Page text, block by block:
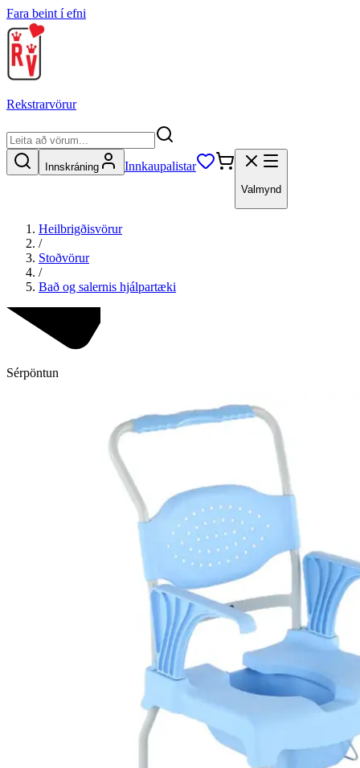
Fara beint í efni
Rekstrarvörur
Innskráning Innkaupalistar
Valmynd
Heilbrigðisvörur
/
Stoðvörur
/
Bað og salernis hjálpartæki
Sérpöntun